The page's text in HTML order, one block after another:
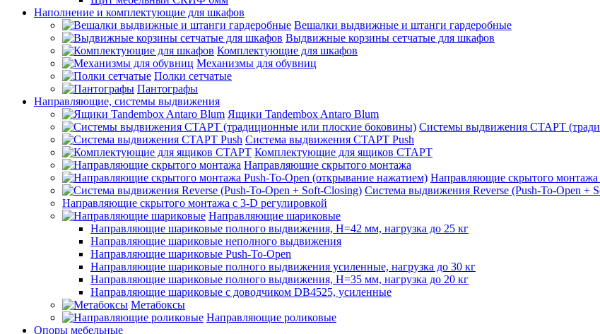
Наполнение и комплектующие для шкафов
Вешалки выдвижные и штанги гардеробные
Выдвижные корзины сетчатые для шкафов
Комплектующие для шкафов
Механизмы для обувниц
Полки сетчатые
Пантографы
Направляющие, системы выдвижения
Ящики Tandembox Antaro Blum
Системы выдвижения СТАРТ
Система выдвижения СТАРТ Push
Комплектующие для ящиков СТАРТ
Направляющие скрытого монтажа
Направляющие скрытого
Система выдвижения Reverse (Push-To-Open +
Направляющие скрытого монтажа с 3-D регулировкой
Направляющие шариковые
Направляющие шариковые полного выдвижения, H=42 мм, нагрузка до 25 кг
Направляющие шариковые неполного выдвижения
Направляющие шариковые Push-To-Open
Направляющие шариковые полного выдвижения усиленные, нагрузка до 30 кг
Направляющие шариковые полного выдвижения, H=35 мм, нагрузка до 20 кг
Направляющие шариковые с доводчиком DB4525, усиленные
Метабоксы
Направляющие роликовые
Опоры мебельные